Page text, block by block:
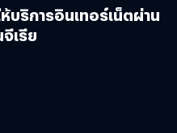
บริการอินเทอร์เน็ตผ่าน
เรีย